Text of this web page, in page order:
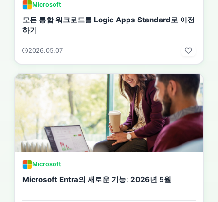
Microsoft
모든 통합 워크로드를 Logic Apps Standard로 이전
하기
2026.05.07
Microsoft
Microsoft Entra의 새로운 기능: 2026년 5월